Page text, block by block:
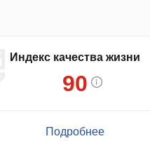
Индекс качества жизни
90
Подробнее